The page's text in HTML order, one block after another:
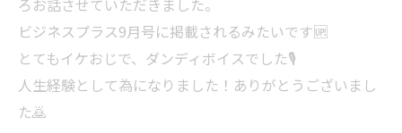
ろお話させていただきました。
ビジネスプラス9月号に掲載されるみたいです🆙
とてもイケおじで、ダンディボイスでした🎙️
人生経験として為になりました！ありがとうございまし
た🙇